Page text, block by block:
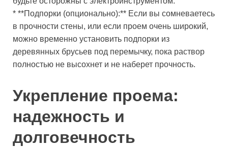
* **Подпорки (опционально):** Если вы сомневаетесь
в прочности стены, или если проем очень широкий,
можно временно установить подпорки из
деревянных брусьев под перемычку, пока раствор
полностью не высохнет и не наберет прочность.
Укрепление проема:
надежность и
долговечность